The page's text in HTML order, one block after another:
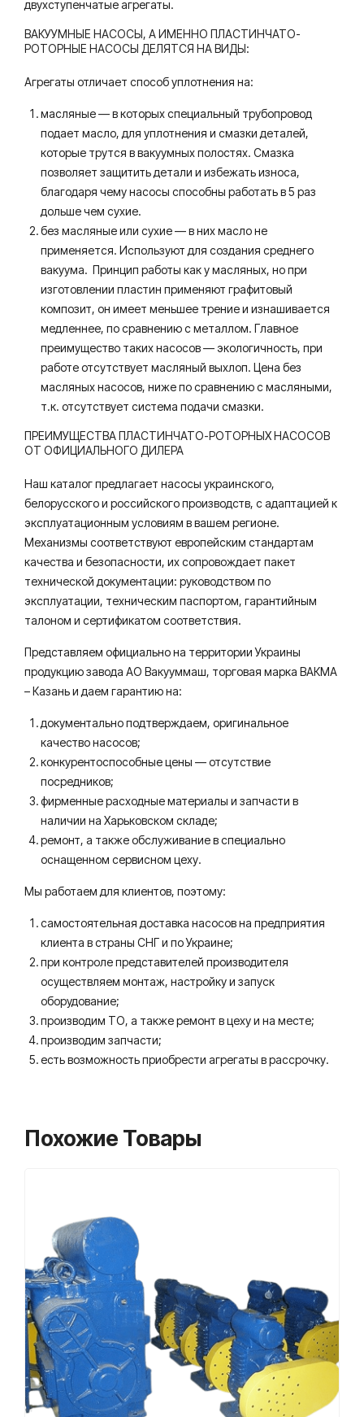
двухступенчатые агрегаты.
ВАКУУМНЫЕ НАСОСЫ, А ИМЕННО ПЛАСТИНЧАТО-
РОТОРНЫЕ НАСОСЫ ДЕЛЯТСЯ НА ВИДЫ:
Агрегаты отличает способ уплотнения на:
масляные — в которых специальный трубопровод
подает масло, для уплотнения и смазки деталей,
которые трутся в вакуумных полостях. Смазка
позволяет защитить детали и избежать износа,
благодаря чему насосы способны работать в 5 раз
дольше чем сухие.
без масляные или сухие — в них масло не
применяется. Используют для создания среднего
вакуума. Принцип работы как у масляных, но при
изготовлении пластин применяют графитовый
композит, он имеет меньшее трение и изнашивается
медленнее, по сравнению с металлом. Главное
преимущество таких насосов — экологичность, при
работе отсутствует масляный выхлоп. Цена без
масляных насосов, ниже по сравнению с масляными,
т.к. отсутствует система подачи смазки.
ПРЕИМУЩЕСТВА ПЛАСТИНЧАТО-РОТОРНЫХ НАСОСОВ
ОТ ОФИЦИАЛЬНОГО ДИЛЕРА
Наш каталог предлагает насосы украинского,
белорусского и российского производств, с адаптацией к
эксплуатационным условиям в вашем регионе.
Механизмы соответствуют европейским стандартам
качества и безопасности, их сопровождает пакет
технической документации: руководством по
эксплуатации, техническим паспортом, гарантийным
талоном и сертификатом соответствия.
Представляем официально на территории Украины
продукцию завода АО Вакууммаш, торговая марка ВАКМА
– Казань и даем гарантию на:
документально подтверждаем, оригинальное
качество насосов;
конкурентоспособные цены — отсутствие
посредников;
фирменные расходные материалы и запчасти в
наличии на Харьковском складе;
ремонт, а также обслуживание в специально
оснащенном сервисном цеху.
Мы работаем для клиентов, поэтому:
самостоятельная доставка насосов на предприятия
клиента в страны СНГ и по Украине;
при контроле представителей производителя
осуществляем монтаж, настройку и запуск
оборудование;
производим ТО, а также ремонт в цеху и на месте;
производим запчасти;
есть возможность приобрести агрегаты в рассрочку.
Похожие Товары